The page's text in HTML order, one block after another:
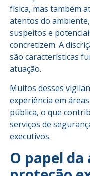
física, mas também
atentos do
suspeitos e
concretizem. A
são características
atuação.
Muitos desses
experiência em
pública, o que
serviços de
executivos.
O papel da